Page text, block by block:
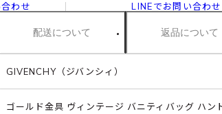
わせ LINEでお問い合わせ
配送について 返品について
GIVENCHY（ジバンシィ）
ゴールド金具 ヴィンテージ バニティバッグ ハン